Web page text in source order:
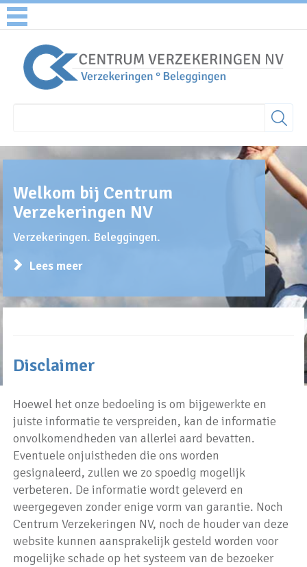
Welkom bij Centrum
Verzekeringen NV
Verzekeringen. Beleggingen.
Lees meer
Disclaimer
Hoewel het onze bedoeling is om bijgewerkte en
juiste informatie te verspreiden, kan de informatie
onvolkomendheden van allerlei aard bevatten.
Eventuele onjuistheden die ons worden
gesignaleerd, zullen we zo spoedig mogelijk
verbeteren. De informatie wordt geleverd en
weergegeven zonder enige vorm van garantie. Noch
Centrum Verzekeringen NV, noch de houder van deze
website kunnen aansprakelijk gesteld worden voor
mogelijke schade op het systeem van de bezoeker